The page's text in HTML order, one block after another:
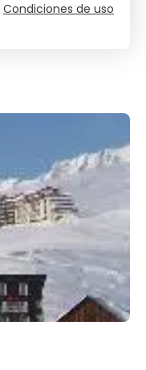
Condiciones de uso